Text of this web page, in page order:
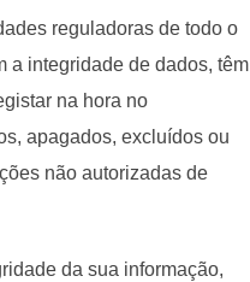
reguladoras de todo o
a integridade de dados, têm
na hora no
apagados, excluídos ou
não autorizadas de
da sua informação,